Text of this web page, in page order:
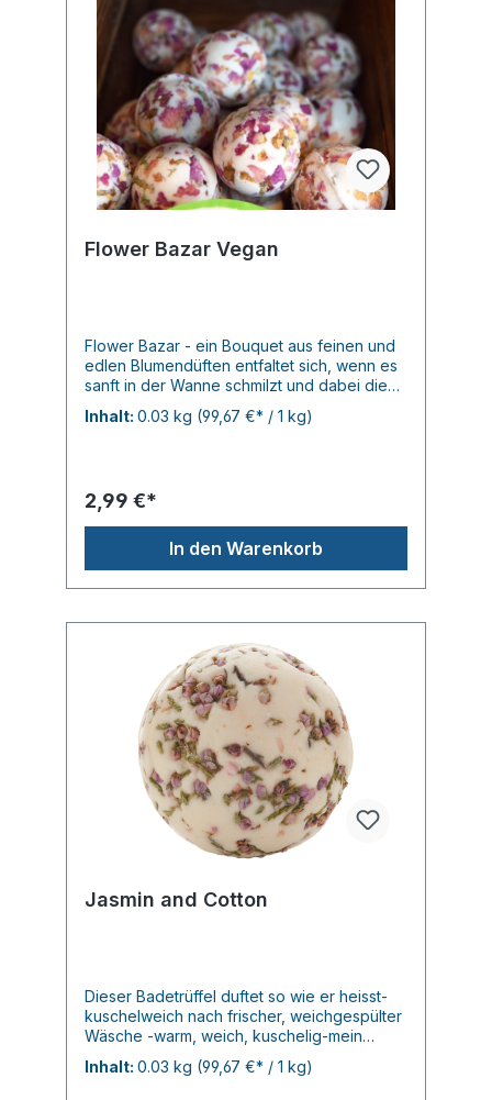
Flower Bazar Vegan
Flower Bazar - ein Bouquet aus feinen und
edlen Blumendüften entfaltet sich, wenn es
sanft in der Wanne schmilzt und dabei die
Pflege guter Shea- und Kakaobutter
verbreitet, welche Ihre Haut weich und zart
Inhalt: 0.03 kg (99,67 €* / 1 kg)
2,99 €*
In den Warenkorb
Jasmin and Cotton
Dieser Badetrüffel duftet so wie er heisst-
kuschelweich nach frischer, weichgespülter
Wäsche -warm, weich, kuschelig-mein
derzeitiger Lieblingsbadepartner... je 30gr.
Inhalt: 0.03 kg (99,67 €* / 1 kg)